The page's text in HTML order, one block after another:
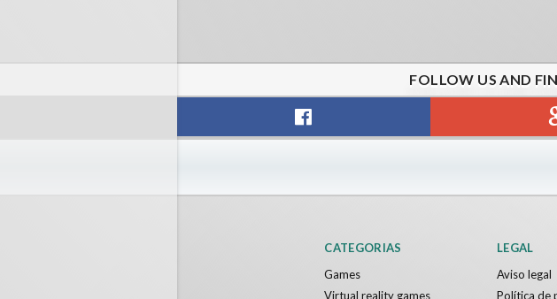
FOLLOW US AND
CATEGORIAS
Games
Virtual reality games
LEGAL
Aviso legal
Política de